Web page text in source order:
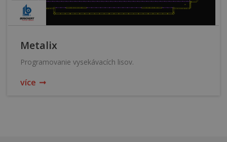
Metalix
Programovanie vysekávacích lisov.
více